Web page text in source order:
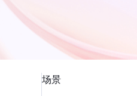
场景